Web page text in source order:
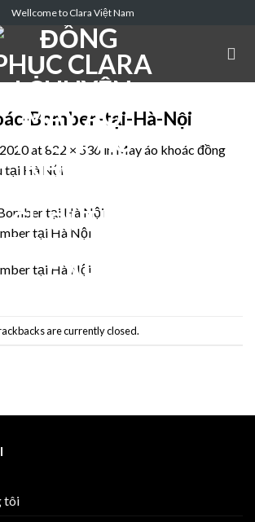
Wellcome to Clara Việt Nam
Bomber-tại-Hà-Nội
at822 × 536 in May áo khoác đồng
tại Hà Nội
tại Hà Nội
tại Hà Nội
are currently closed.
tôi